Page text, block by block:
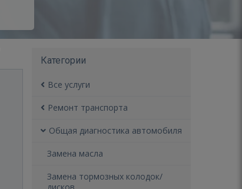
Категории
Все услуги
Ремонт транспорта
Общая диагностика автомобиля
Замена масла
Замена тормозных колодок/